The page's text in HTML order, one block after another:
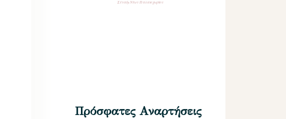
Σύναξη Νέων Παλαιοχωρίου
Πρόσφατες Αναρτήσεις